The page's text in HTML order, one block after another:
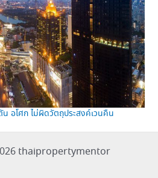
อโศก ไม่ผิดวัตถุประสงค์เวนคืน
thaipropertymentor